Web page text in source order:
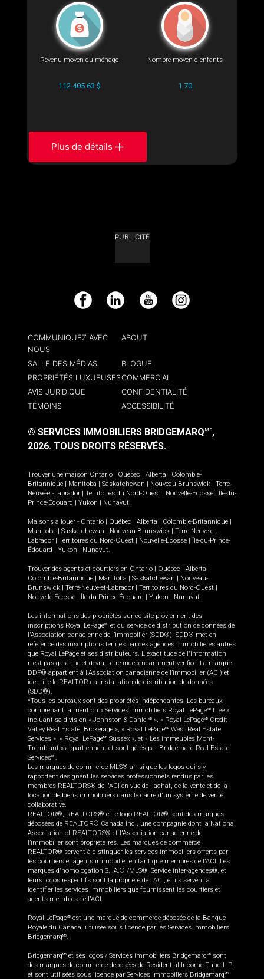
Revenu moyen du ménage
112 405.63 $
Nombre moyen d'enfants
1.70
Plus de détails
PUBLICITÉ
Facebook LinkedIn YouTube Instagram
COMMUNIQUEZ AVEC
NOUS
ABOUT
SALLE DES MÉDIAS
BLOGUE
PROPRIÉTÉS LUXUEUSESCOMMERCIAL
AVIS JURIDIQUE
CONFIDENTIALITÉ
TÉMOINS
ACCESSIBILITÉ
© SERVICES IMMOBILIERS BRIDGEMARQ MD,
2026. TOUS DROITS RÉSERVÉS.
Trouver une maison Ontario Québec Alberta
Colombie-
Britannique
Manitoba Saskatchewan Nouveau-Brunswick
Terre-
Neuve-et-Labrador
Territoires du Nord-Ouest Nouvelle-Écosse
Île-du-
Prince-Édouard
Yukon Nunavut.
Maisons à louer - Ontario Québec Alberta Colombie-Britannique
Manitoba
Saskatchewan Nouveau-Brunswick
Terre-Neuve-et-
Labrador
Territoires du Nord-Ouest Nouvelle-Écosse
Île-du-Prince-
Édouard
Yukon Nunavut.
Trouver des agents et courtiers en Ontario Québec Alberta
Colombie-Britannique
Manitoba Saskatchewan
Nouveau-
Brunswick
Terre-Neuve-et-Labrador Territoires du Nord-Ouest
Nouvelle-Écosse
Île-du-Prince-Édouard Yukon Nunavut
Les informations des propriétés sur ce site proviennent des
inscriptions Royal LePageMD et du service de distribution de données de
l'Association canadienne de l’immobilier (SDD®). SDD® met en
référence des inscriptions tenues par des agences immobilières autres
que Royal LePage et ses distributeurs. L'exactitude de l'information
n'est pas garantie et devrait être indépendamment vérifiée. La marque
DDF® appartient à l'Association canadienne de l’immobilier (ACI) et
identifie le REALTOR.ca Installation de distribution de données
(SDD®).
*Tous les bureaux sont des propriétés indépendantes. Les bureaux
comprenant la mention « Services immobiliers Royal LePageMD
Ltée »,
incluant sa division « Johnston & Daniel MD », « Royal LePageMD
Credit
Valley Real Estate, Brokerage », « Royal LePageMD West Real Estate
Services », « Royal LePageMD Sussex », et « Les immeubles Mont-
Tremblant » appartiennent et sont gérés par Bridgemarq Real Estate
ServicesMD.
Les marques de commerce MLS® ainsi que les logos qui s'y
rapportent désignent les services professionnels rendus par les
membres REALTORS® de l'ACI en vue de l'achat, de la vente et de la
location de biens immobiliers dans le cadre d'un système de vente
collaborative.
REALTOR®, REALTORS® et le logo REALTOR® sont des marques
déposées de REALTOR® Canada Inc., une compagnie dont la National
Association of REALTORS® et l'Association canadienne de
l’immobilier sont propriétaires. Les marques de commerce
REALTOR® servent à distinguer les services immobiliers offerts par
les courtiers et agents immobilier en tant que membres de l'ACI. Les
marques d'homologation S.I.A.® /MLS®, Service inter-agences®, et
leurs logos respectifs sont la propriété de l'ACI, et ils servent à
identifier les services immobiliers que fournissent les courtiers et
agents membres de l'ACI.
Royal LePageMD est une marque de commerce déposée de la Banque
Royale du Canada, utilisée sous licence par les Services immobiliers
BridgemarqMD.
BridgemarqMD et ses logos / Services immobiliers BridgemarqMD
sont
des marques de commerce déposées de Residential Income Fund L.P.
et sont utilisées sous licence par Services immobiliers BridgemarqMD